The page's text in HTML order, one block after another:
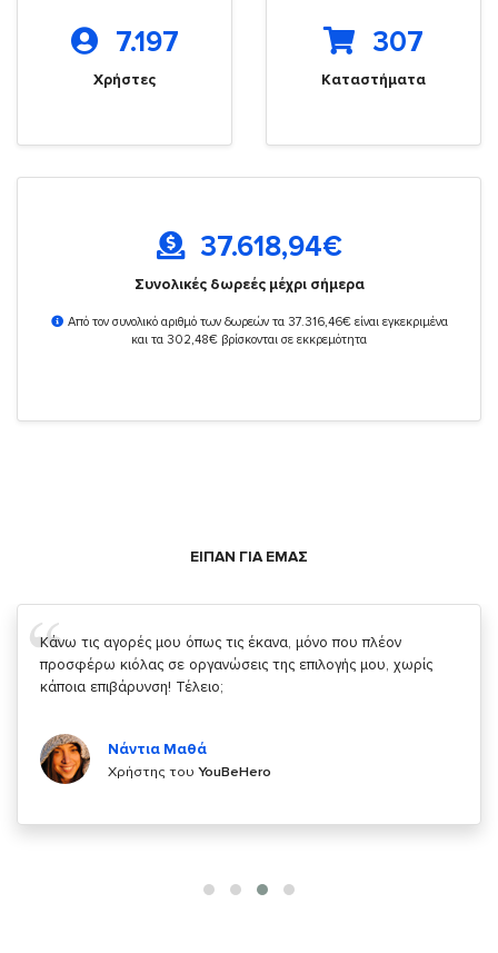
7.197
Χρήστες
307
Καταστήματα
37.618,94€
Συνολικές δωρεές μέχρι σήμερα
Από τον συνολικό αριθμό των δωρεών τα 37.316,46€ είναι εγκεκριμένα
και τα 302,48€ βρίσκονται σε εκκρεμότητα
ΕΙΠΑΝ ΓΙΑ ΕΜΑΣ
Σας ευχαριστώ που μας δίνετε την δυνατότητα να κάνουμε
κάτι!
Χρήστης τουYouBeHero